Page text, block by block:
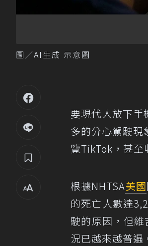
圖／AI生成 示意圖
要現代人放下
多的分心駕駛
覽TikTok，甚至
根據NHTSA美國
的死亡人數達
駛的原因，但
況已越來越普遍